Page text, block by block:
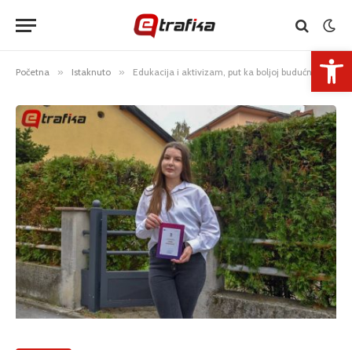
Početna » Istaknuto » Edukacija i aktivizam, put ka boljoj budućnosti